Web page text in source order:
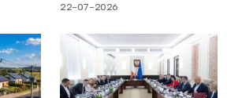
22-07-2026